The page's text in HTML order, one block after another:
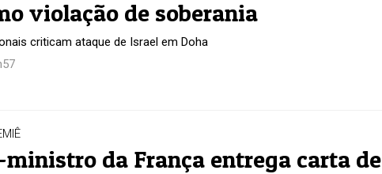
violação de soberania
criticam ataque de Israel em Doha
da França entrega carta de